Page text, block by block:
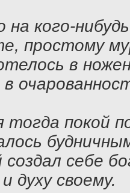
на кого-
простому
в
тогда покой
создал себе
духу своему.